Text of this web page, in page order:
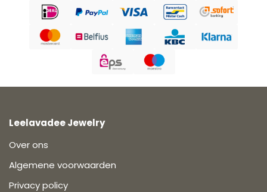
Leelavadee Jewelry
Over ons
Algemene voorwaarden
Privacy policy